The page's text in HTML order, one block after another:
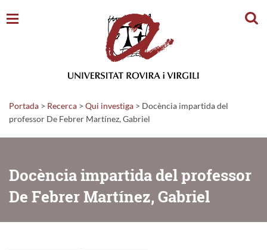
Portada > Recerca > Qui investiga > Docència impartida del
professor De Febrer Martínez, Gabriel
Docència impartida del professor
De Febrer Martínez, Gabriel